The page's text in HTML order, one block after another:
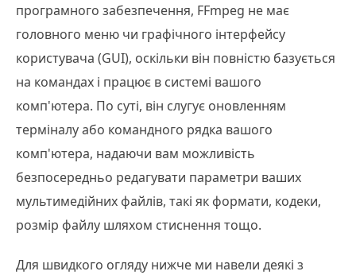
програмного забезпечення, FFmpeg не має
головного меню чи графічного інтерфейсу
користувача (GUI), оскільки він повністю базується
на командах і працює в системі вашого
комп'ютера. По суті, він слугує оновленням
терміналу або командного рядка вашого
комп'ютера, надаючи вам можливість
безпосередньо редагувати параметри ваших
мультимедійних файлів, такі як формати, кодеки,
розмір файлу шляхом стиснення тощо.
Для швидкого огляду нижче ми навели деякі з